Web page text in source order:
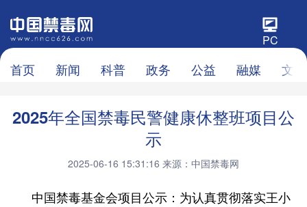
PC
首页 新闻 科普 政务 公益 融媒 文化
2025年全国禁毒民警健康休整班项目公
示
2025-06-16 15:31:16 来源：中国禁毒网
中国禁毒基金会项目公示：为认真贯彻落实王小